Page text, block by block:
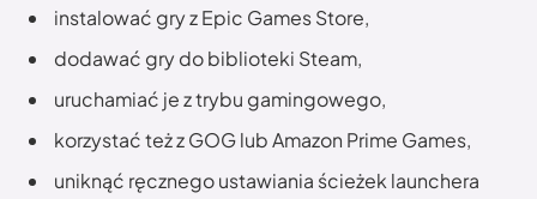
instalować gry z Epic Games Store,
dodawać gry do biblioteki Steam,
uruchamiać je z trybu gamingowego,
korzystać też z GOG lub Amazon Prime Games,
uniknąć ręcznego ustawiania ścieżek launchera